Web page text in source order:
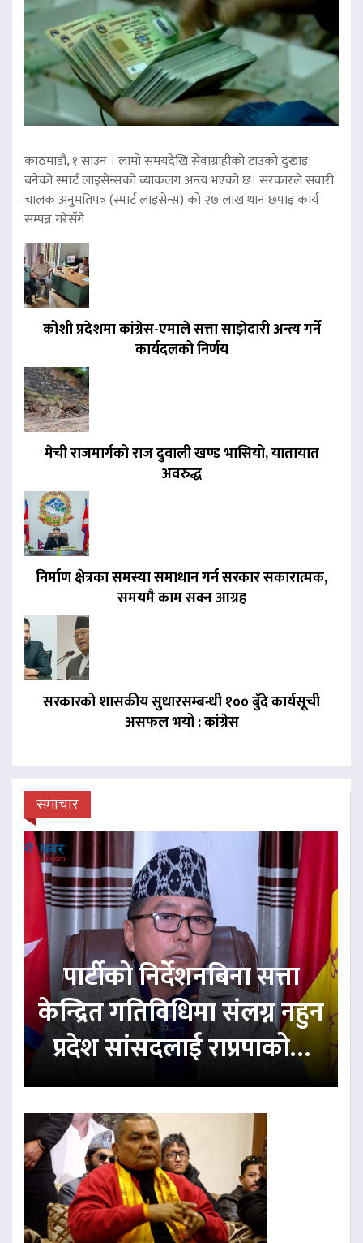
काठमाडौं, १ साउन । लामो समयदेखि सेवाग्राहीको टाउको दुखाइ
बनेको स्मार्ट लाइसेन्सको ब्याकलग अन्त्य भएको छ। सरकारले सवारी
चालक अनुमतिपत्र (स्मार्ट लाइसेन्स) को २७ लाख थान छपाइ कार्य
सम्पन्न गरेसँगै
कोशी प्रदेशमा कांग्रेस-एमाले सत्ता साझेदारी अन्त्य गर्ने
कार्यदलको निर्णय
मेची राजमार्गको राज दुवाली खण्ड भासियो, यातायात
अवरुद्ध
निर्माण क्षेत्रका समस्या समाधान गर्न सरकार सकारात्मक,
समयमै काम सक्न आग्रह
सरकारको शासकीय सुधारसम्बन्धी १०० बुँदे कार्यसूची
असफल भयो : कांग्रेस
समाचार
पार्टीको निर्देशनबिना सत्ता
केन्द्रित गतिविधिमा संलग्न नहुन
प्रदेश सांसदलाई राप्रपाको…